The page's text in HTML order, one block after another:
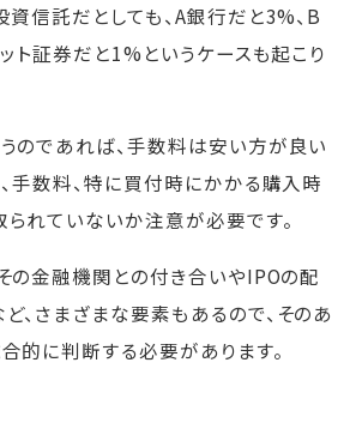
資信託だとしても、A銀行だと3%、B
ト証券だと1%というケースも起こり
のであれば、手数料は安い方が良い
、手数料、特に買付時にかかる購入時
れていないか注意が必要です。
の金融機関との付き合いやIPOの配
、さまざまな要素もあるので、そのあ
的に判断する必要があります。